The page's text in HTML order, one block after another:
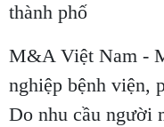
thành phố
M&A Việt Nam -
nghiệp bệnh viện,
Do nhu cầu người